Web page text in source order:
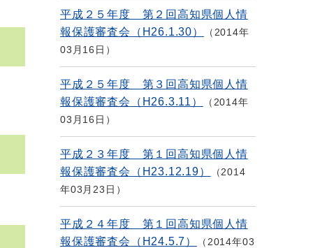
平成２５年度 第２回高知県個人情
報保護審査会（H26.1.30）
2014年
03月16日
平成２５年度 第３回高知県個人情
報保護審査会（H26.3.11）
2014年
03月16日
平成２３年度 第１回高知県個人情
報保護審査会（H23.12.19）
2014
年03月23日
平成２４年度 第１回高知県個人情
報保護審査会（H24.5.7）
2014年03